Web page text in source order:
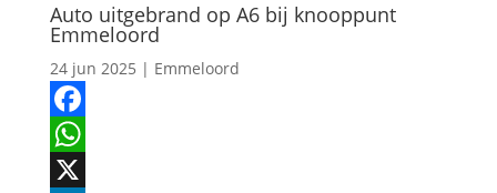
Auto uitgebrand op A6 bij knooppunt
Emmeloord
24 jun 2025 | Emmeloord
Facebook
WhatsApp